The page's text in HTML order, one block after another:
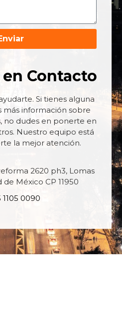
Contacto
Si tienes alguna
más información sobre
no dudes en ponerte en
Nuestro equipo está
la mejor atención.
2620 ph3, Lomas
de México CP 11950
1105 0090